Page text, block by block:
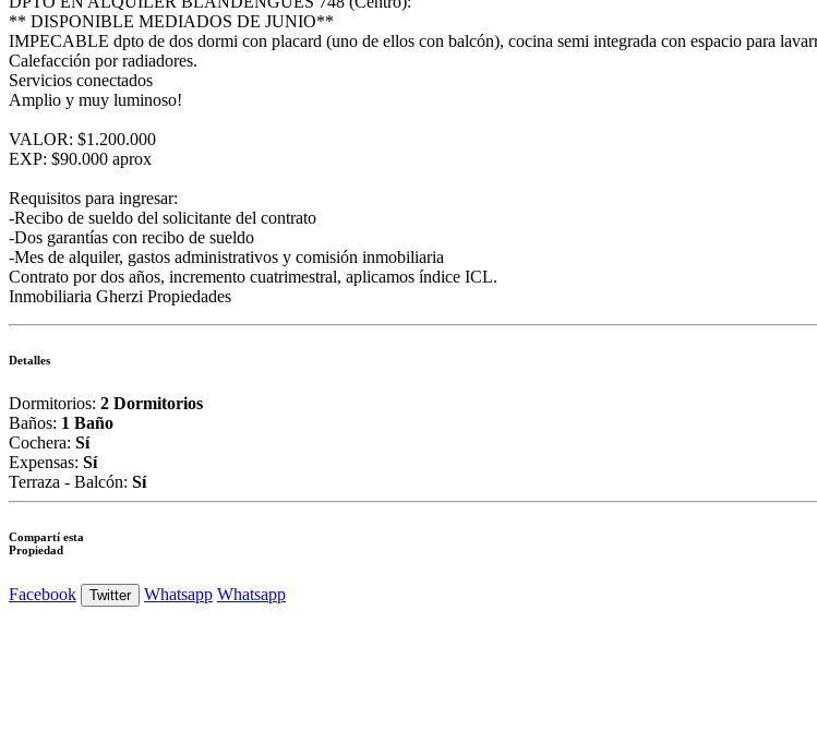
** DISPONIBLE MEDIADOS DE JUNIO**
IMPECABLE dpto de dos dormi con placard (uno de ellos con balcón), cocina semi integrada con espacio para
Calefacción por radiadores.
Servicios conectados
Amplio y muy luminoso!
VALOR: $1.200.000
EXP: $90.000 aprox
Requisitos para ingresar:
-Recibo de sueldo del solicitante del contrato
-Dos garantías con recibo de sueldo
-Mes de alquiler, gastos administrativos y comisión inmobiliaria
Contrato por dos años, incremento cuatrimestral, aplicamos índice ICL.
Inmobiliaria Gherzi Propiedades
Detalles
Dormitorios: 2 Dormitorios
Baños: 1 Baño
Cochera: Sí
Expensas: Sí
Terraza - Balcón: Sí
Compartí esta
Propiedad
Facebook Twitter Whatsapp Whatsapp